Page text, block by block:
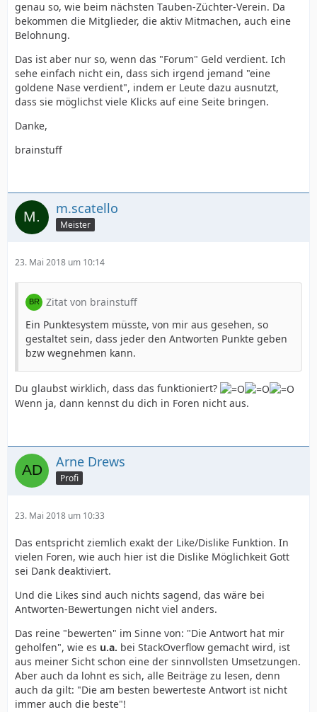
genau so, wie beim nächsten Tauben-Züchter-Verein. Da
bekommen die Mitglieder, die aktiv Mitmachen, auch eine
Belohnung.
Das ist aber nur so, wenn das "Forum" Geld verdient. Ich
sehe einfach nicht ein, dass sich irgend jemand "eine
goldene Nase verdient", indem er Leute dazu ausnutzt,
dass sie möglichst viele Klicks auf eine Seite bringen.
Danke,
brainstuff
m.scatello
Meister
23. Mai 2018 um 10:14
Zitat von brainstuff
Ein Punktesystem müsste, von mir aus gesehen, so
gestaltet sein, dass jeder den Antworten Punkte geben
bzw wegnehmen kann.
Du glaubst wirklich, dass das funktioniert?
Wenn ja, dann kennst du dich in Foren nicht aus.
Arne Drews
Profi
23. Mai 2018 um 10:33
Das entspricht ziemlich exakt der Like/Dislike Funktion. In
vielen Foren, wie auch hier ist die Dislike Möglichkeit Gott
sei Dank deaktiviert.
Und die Likes sind auch nichts sagend, das wäre bei
Antworten-Bewertungen nicht viel anders.
Das reine "bewerten" im Sinne von: "Die Antwort hat mir
geholfen", wie es u.a. bei StackOverflow gemacht wird, ist
aus meiner Sicht schon eine der sinnvollsten Umsetzungen.
Aber auch da lohnt es sich, alle Beiträge zu lesen, denn
auch da gilt: "Die am besten bewerteste Antwort ist nicht
immer auch die beste"!